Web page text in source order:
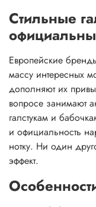
Стильные
Европейские
массу интересных
дополняют их
вопросе занимают
галстукам и
и официальность
нотку. Ни один
эффект.